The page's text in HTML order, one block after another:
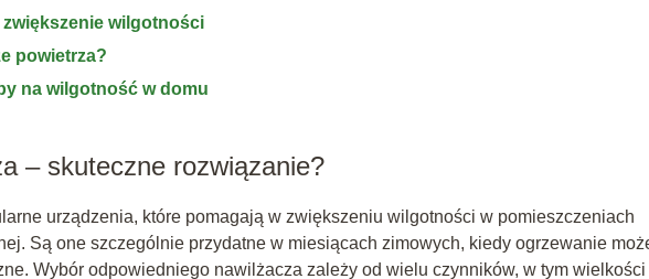
wilgotności
powietrza?
na wilgotność w domu
– skuteczne rozwiązanie?
urządzenia, które pomagają w zwiększeniu wilgotności w pomieszczeniach
Są one szczególnie przydatne w miesiącach zimowych, kiedy ogrzewanie
Wybór odpowiedniego nawilżacza zależy od wielu czynników, w tym wielkości